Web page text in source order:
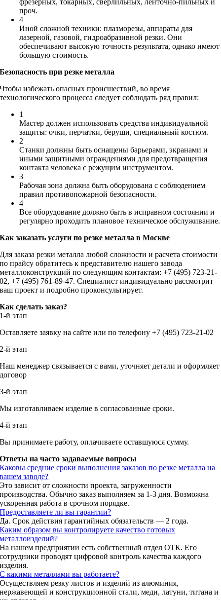
проч.
4
Иной сложной техники: плазморезы, аппараты для
лазерной, газовой, гидроабразивной резки. Они
обеспечивают высокую точность результата, однако имеют
большую стоимость.
Безопасность при резке металла
Чтобы избежать опасных происшествий, во время
технологического процесса следует соблюдать ряд правил:
1
Мастер должен использовать средства индивидуальной
защиты: очки, перчатки, беруши, специальный костюм.
2
Станки должны быть оснащены барьерами, экранами и
иными защитными ограждениями для предотвращения
контакта человека с режущим инструментом.
3
Рабочая зона должна быть оборудована с соблюдением
правил противопожарной безопасности.
4
Все оборудование должно быть в исправном состоянии и
регулярно проходить плановое техническое обслуживание.
Как заказать услуги по резке металла в Москве
Для заказа резки металла любой сложности и расчета стоимости
по прайсу обратитесь к представителю нашего завода
металлоконструкций по следующим контактам: +7 (495) 723-21-
02, +7 (495) 761-89-47. Специалист индивидуально рассмотрит
ваш проект и подробно проконсультирует.
Как сделать заказ?
1-й этап
Оставляете заявку на сайте или по телефону +7 (495) 723-21-02
2-й этап
Наш менеджер связывается с вами, уточняет детали и оформляет
договор
3-й этап
Мы изготавливаем изделие в согласованные сроки.
4-й этап
Вы принимаете работу, оплачиваете оставшуюся сумму.
Ответы на часто задаваемые вопросы
Каковы средние сроки выполнения заказов по резке металла на
вашем заводе?
Это зависит от сложности проекта, загруженности
производства. Обычно заказ выполняем за 1-3 дня. Возможна
ускоренная работа в срочном порядке.
Предоставляете ли вы гарантии?
Да. Срок действия гарантийных обязательств — 2 года.
Каким образом вы контролируете качество готовых
металлоизделий?
На нашем предприятии есть собственный отдел ОТК. Его
сотрудники проводят цифровой контроль качества каждого
изделия.
С какими металлами вы работаете?
Осуществляем резку листов и изделий из алюминия,
нержавеющей и конструкционной стали, меди, латуни, титана и